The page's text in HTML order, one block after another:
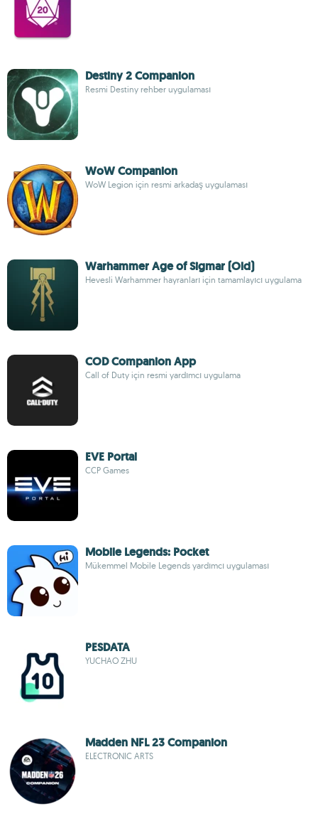
Destiny 2 Companion
Resmi Destiny rehber uygulaması
WoW Companion
WoW Legion için resmi arkadaş uygulaması
Warhammer Age of Sigmar (Old)
Hevesli Warhammer hayranları için tamamlayıcı uygulama
COD Companion App
Call of Duty için resmi yardımcı uygulama
EVE Portal
CCP Games
Mobile Legends: Pocket
Mükemmel Mobile Legends yardımcı uygulaması
PESDATA
YUCHAO ZHU
Madden NFL 23 Companion
ELECTRONIC ARTS